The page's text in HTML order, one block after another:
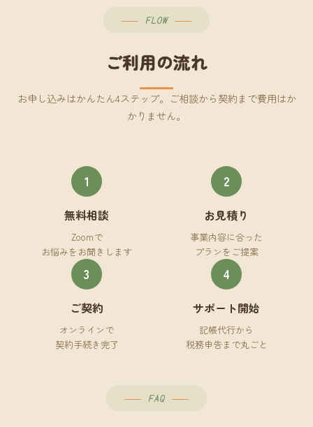
FLOW
ご利用の流れ
お申し込みはかんたん4ステップ。ご相談から契約まで費用はか
かりません。
1
無料相談
Zoomで
お悩みをお聞きします
2
お見積り
事業内容に合った
プランをご提案
3
ご契約
オンラインで
契約手続き完了
4
サポート開始
記帳代行から
税務申告まで丸ごと
FAQ